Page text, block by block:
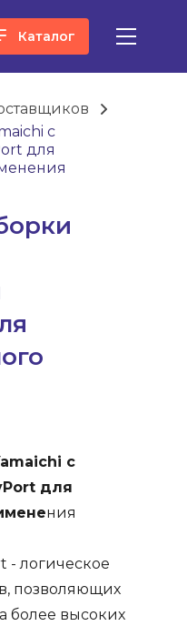
Каталог
с
для
с
для
ния
- логическое
позволяющих
более высоких